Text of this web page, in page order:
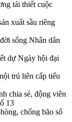
tái thiết cuộc
xuất sầu riêng
sống Nhân dân
dự Ngày hội đại
trú liên cấp tiểu
chia sẻ, động viên
13
chống bão số